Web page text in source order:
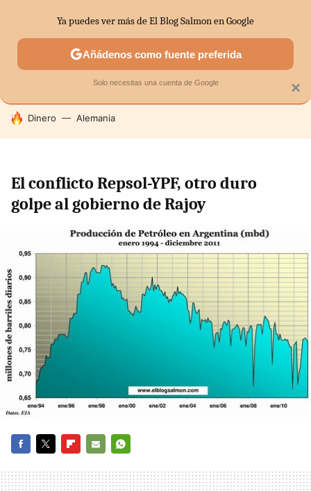
SECTORES ECONOMÍA DOMÉSTICA MERCADOS
HOY SE HABLA DE
Dinero Alemania
El conflicto Repsol-YPF, otro duro
golpe al gobierno de Rajoy
MAIL
×
Ya puedes ver más de El Blog Salmon en Google
Añádenos como fuente preferida
Solo necesitas una cuenta de Google